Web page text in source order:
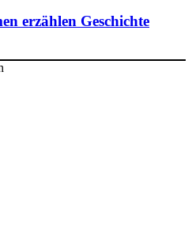
erzählen Geschichte